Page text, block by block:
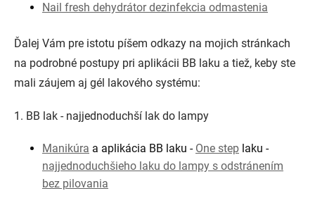
Nail fresh dehydrátor dezinfekcia odmastenia
Ďalej Vám pre istotu píšem odkazy na mojich stránkach
na podrobné postupy pri aplikácii BB laku a tiež, keby ste
mali záujem aj gél lakového systému:
1. BB lak - najjednoduchší lak do lampy
Manikúra a aplikácia BB laku - One step laku -
najjednoduchšieho laku do lampy s odstránením
bez pilovania